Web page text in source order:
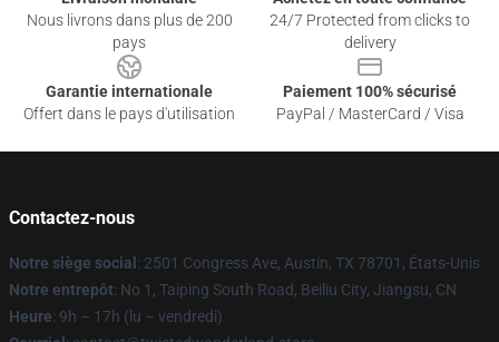
Nous livrons dans plus de 200
pays
24/7 Protected from clicks to
delivery
Garantie internationale
Offert dans le pays d'utilisation
Paiement 100% sécurisé
PayPal / MasterCard / Visa
Contactez-nous
Notre siège social : 2501 Congress Ave, Austin, TX 78701, États-Unis
Notre entrepôt: No 1, Taiping South Road, Beiliu City, Jiangsu, CN
Heure: 9h – 17h (lu – vendredi)